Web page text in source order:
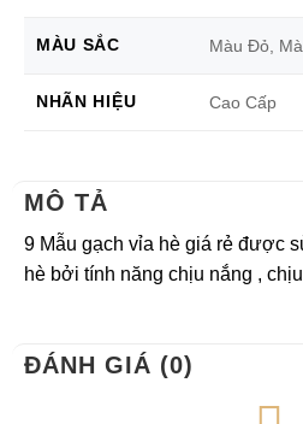
MÀU SẮC Màu Đỏ,
NHÃN HIỆU Cao Cấp
MÔ TẢ
9 Mẫu gạch vỉa hè giá rẻ được
hè bởi tính năng chịu nắng ,
ĐÁNH GIÁ (0)